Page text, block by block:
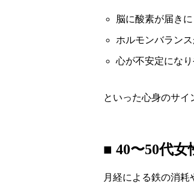
脳に酸素が届き
ホルモンバラン
心が不安定にな
といった心身のサイ
■ 40〜50代
月経による鉄の消